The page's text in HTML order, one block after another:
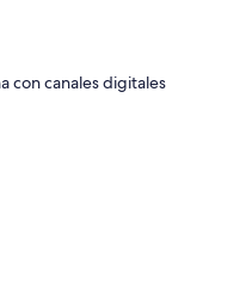
con canales digitales